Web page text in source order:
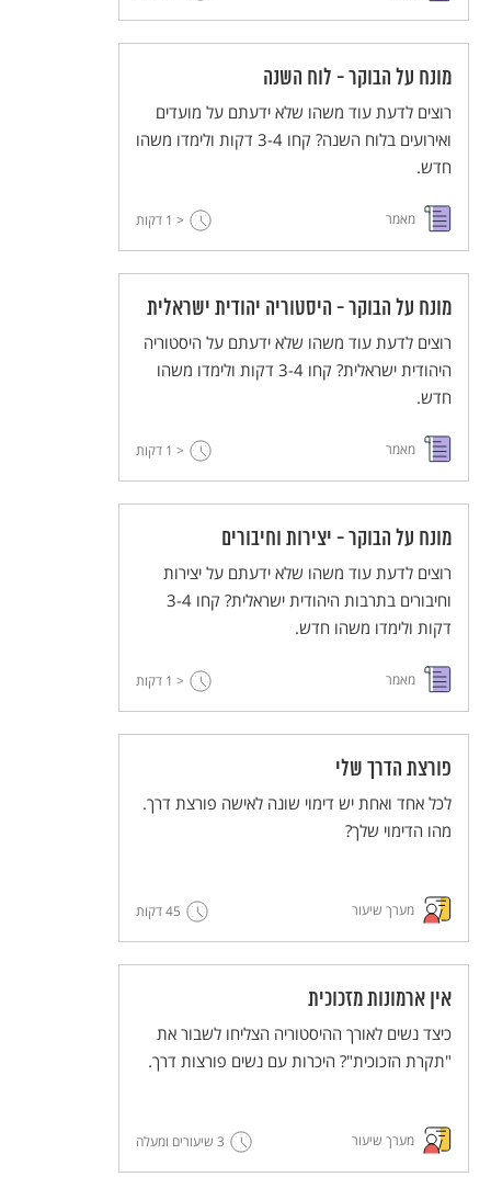
מונח על הבוקר - לוח השנה
רוצים לדעת עוד משהו שלא ידעתם על מועדים
ואירועים בלוח השנה? קחו 3-4 דקות ולימדו משהו
חדש.
מאמר < 1 דקות
מונח על הבוקר - היסטוריה יהודית ישראלית
רוצים לדעת עוד משהו שלא ידעתם על היסטוריה
היהודית ישראלית? קחו 3-4 דקות ולימדו משהו
חדש.
מאמר < 1 דקות
מונח על הבוקר - יצירות וחיבורים
רוצים לדעת עוד משהו שלא ידעתם על יצירות
וחיבורים בתרבות היהודית ישראלית? קחו 3-4
דקות ולימדו משהו חדש.
מאמר < 1 דקות
פורצת הדרך שלי
לכל אחד ואחת יש דימוי שונה לאישה פורצת דרך.
מהו הדימוי שלך?
מערך שיעור 45 דקות
אין ארמונות מזכוכית
כיצד נשים לאורך ההיסטוריה הצליחו לשבור את
"תקרת הזכוכית"? היכרות עם נשים פורצות דרך.
מערך שיעור 3 שיעורים ומעלה